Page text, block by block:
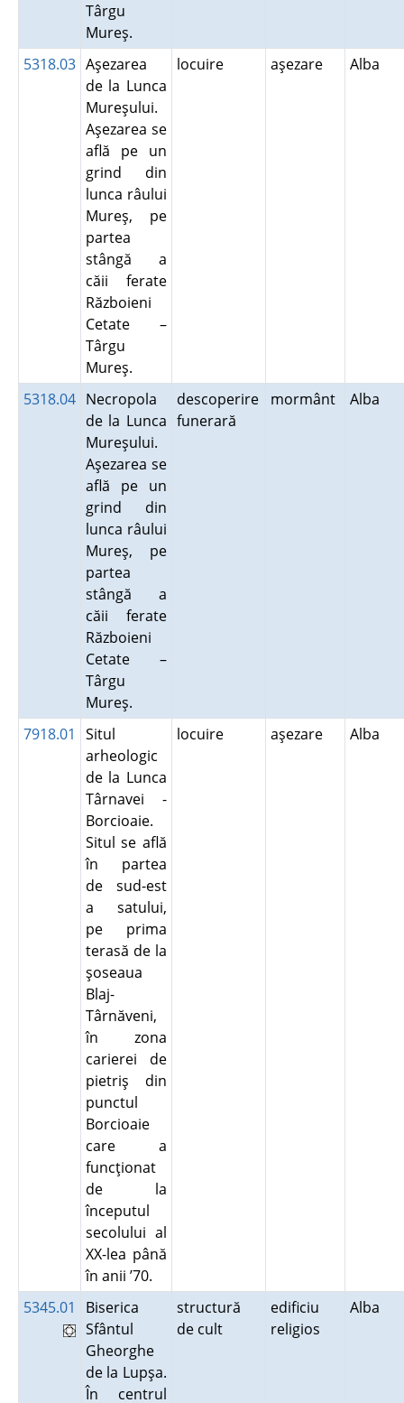
Târgu
Mureş.
5318.03 Aşezarea
de la Lunca
Mureşului.
Aşezarea se
află pe un
grind din
lunca râului
Mureş, pe
partea
stângă a
căii ferate
Războieni
Cetate –
Târgu
Mureş.
locuire aşezare Alba
5318.04 Necropola
de la Lunca
Mureşului.
Aşezarea se
află pe un
grind din
lunca râului
Mureş, pe
partea
stângă a
căii ferate
Războieni
Cetate –
Târgu
Mureş.
descoperire
funerară
mormânt Alba
7918.01
Situl
arheologic
de la Lunca
Târnavei -
Borcioaie.
Situl se află
în partea
de sud-est
a satului,
pe prima
terasă de la
şoseaua
Blaj-
Târnăveni,
în zona
carierei de
pietriş din
punctul
Borcioaie
care a
funcţionat
de la
începutul
secolului al
XX-lea până
în anii ’70.
locuire aşezare Alba
5345.01
Biserica
Sfântul
Gheorghe
de la Lupşa.
În centrul
structură
de cult
edificiu
religios
Alba